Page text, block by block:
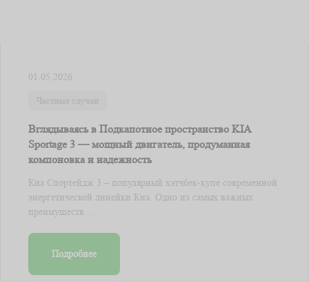
01.05.2026
Частные случаи
Вглядываясь в Подкапотное пространство KIA
Sportage 3 — мощный двигатель, продуманная
компоновка и надежность
Киа Спортейдж 3 – популярный хэтчбек-купе современной
энергетической линейки Киа. Одно из самых важных
преимуществ ...
Подробнее